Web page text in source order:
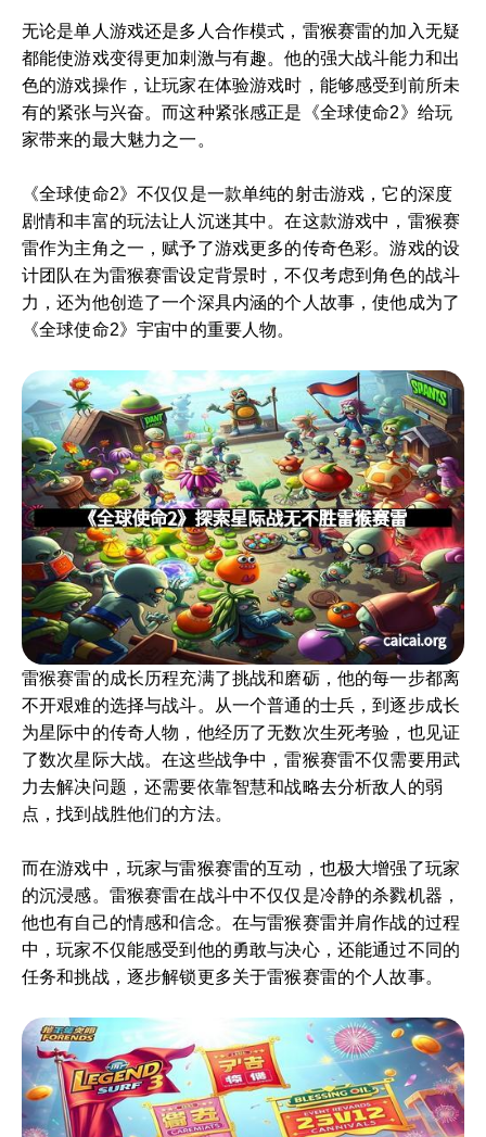
无论是单人游戏还是多人合作模式，雷猴赛雷的加入无疑
都能使游戏变得更加刺激与有趣。他的强大战斗能力和出
色的游戏操作，让玩家在体验游戏时，能够感受到前所未
有的紧张与兴奋。而这种紧张感正是《全球使命2》给玩
家带来的最大魅力之一。
《全球使命2》不仅仅是一款单纯的射击游戏，它的深度
剧情和丰富的玩法让人沉迷其中。在这款游戏中，雷猴赛
雷作为主角之一，赋予了游戏更多的传奇色彩。游戏的设
计团队在为雷猴赛雷设定背景时，不仅考虑到角色的战斗
力，还为他创造了一个深具内涵的个人故事，使他成为了
《全球使命2》宇宙中的重要人物。
雷猴赛雷的成长历程充满了挑战和磨砺，他的每一步都离
不开艰难的选择与战斗。从一个普通的士兵，到逐步成长
为星际中的传奇人物，他经历了无数次生死考验，也见证
了数次星际大战。在这些战争中，雷猴赛雷不仅需要用武
力去解决问题，还需要依靠智慧和战略去分析敌人的弱
点，找到战胜他们的方法。
而在游戏中，玩家与雷猴赛雷的互动，也极大增强了玩家
的沉浸感。雷猴赛雷在战斗中不仅仅是冷静的杀戮机器，
他也有自己的情感和信念。在与雷猴赛雷并肩作战的过程
中，玩家不仅能感受到他的勇敢与决心，还能通过不同的
任务和挑战，逐步解锁更多关于雷猴赛雷的个人故事。